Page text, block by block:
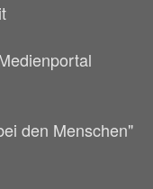
den Menschen"